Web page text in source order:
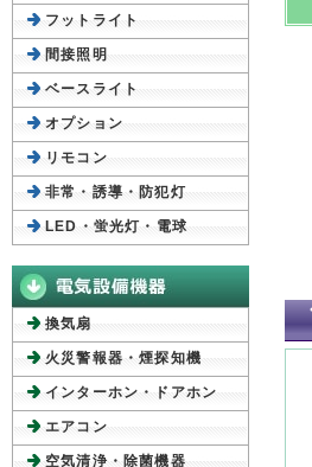
フットライト
間接照明
ベースライト
オプション
リモコン
非常・誘導・防犯灯
LED・蛍光灯・電球
換気扇
火災警報器・煙探知機
インターホン・ドアホン
エアコン
空気清浄・除菌機器